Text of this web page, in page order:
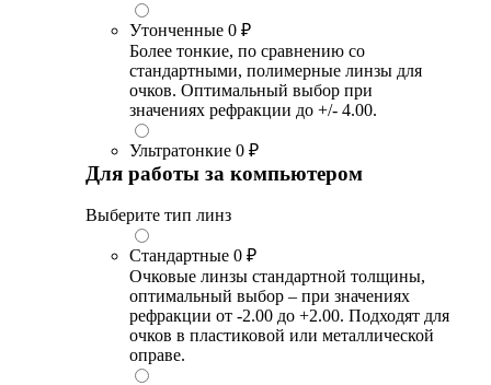
Утонченные 0 ₽
Более тонкие, по сравнению со
стандартными, полимерные линзы для
очков. Оптимальный выбор при
значениях рефракции до +/- 4.00.
Ультратонкие 0 ₽
Для работы за компьютером
Выберите тип линз
Стандартные 0 ₽
Очковые линзы стандартной толщины,
оптимальный выбор – при значениях
рефракции от -2.00 до +2.00. Подходят для
очков в пластиковой или металлической
оправе.